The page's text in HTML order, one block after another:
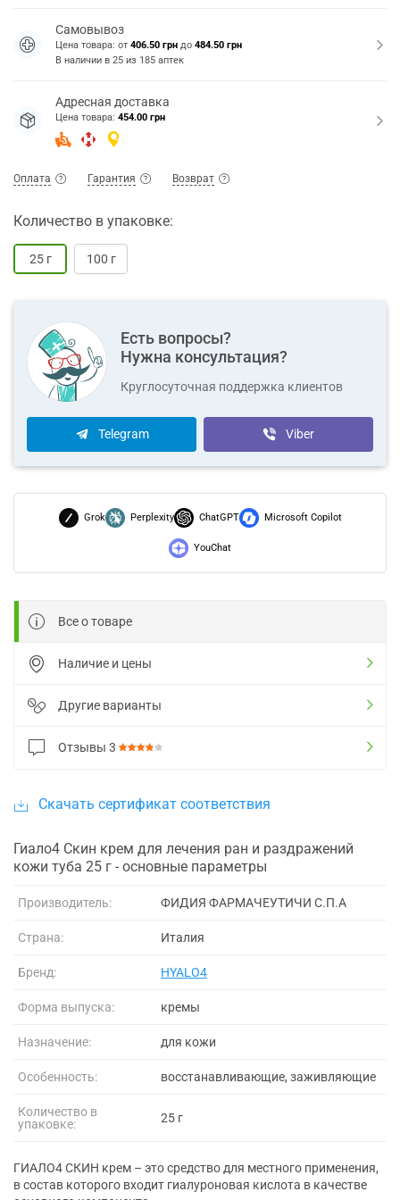
Самовывоз
Цена товара: от 406.50 грн до 484.50 грн
В наличии в 25 из 185 аптек
Адресная доставка
Цена товара: 454.00 грн
Оплата Гарантия Возврат
Количество в упаковке:
25 г 100 г
Есть вопросы?
Нужна консультация?
Круглосуточная поддержка клиентов
Telegram Viber
Grok Perplexity ChatGPT Microsoft Copilot
YouChat
Все о товаре
Наличие и цены
Другие варианты
Отзывы 3
Скачать сертификат соответствия
Гиало4 Скин крем для лечения ран и раздражений
кожи туба 25 г - основные параметры
Производитель: ФИДИЯ ФАРМАЧЕУТИЧИ С.П.А
Страна: Италия
Бренд: HYALO4
Форма выпуска: кремы
Назначение: для кожи
Особенность: восстанавливающие, заживляющие
Количество в
упаковке:
25 г
ГИАЛО4 СКИН крем – это средство для местного применения,
в состав которого входит гиалуроновая кислота в качестве